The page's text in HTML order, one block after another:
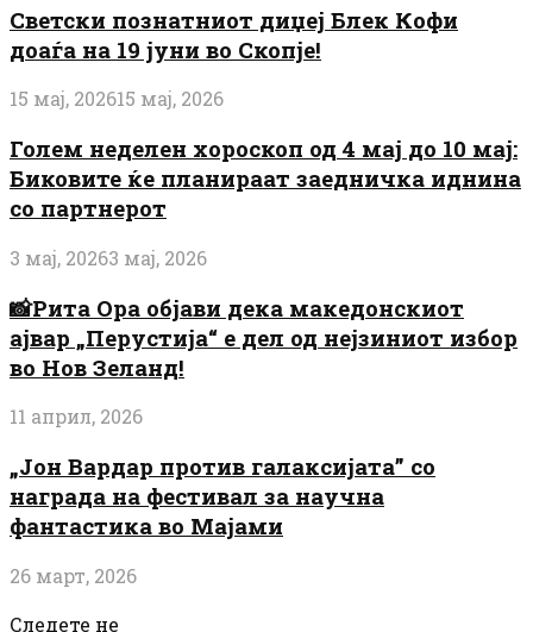
Светски познатниот диџеј Блек Кофи
доаѓа на 19 јуни во Скопје!
15 мај, 202615 мај, 2026
Голем неделен хороскоп од 4 мај до 10 мај:
Биковите ќе планираат заедничка иднина
со партнерот
3 мај, 20263 мај, 2026
📸Рита Ора објави дека македонскиот
ајвар „Перустија“ е дел од нејзиниот избор
во Нов Зеланд!
11 април, 2026
„Јон Вардар против галаксијата” со
награда на фестивал за научна
фантастика во Мајами
26 март, 2026
Следете не